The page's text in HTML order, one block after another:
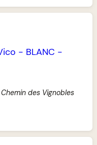
- BLANC -
des Vignobles